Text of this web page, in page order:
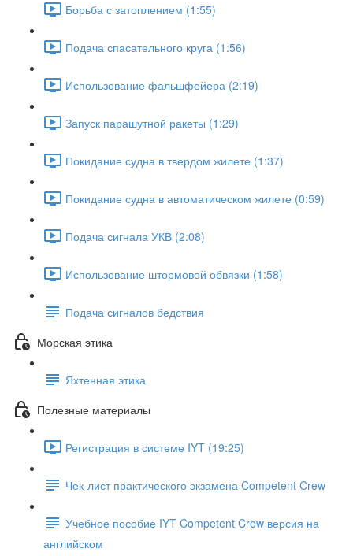
Борьба с затоплением (1:55)
Подача спасательного круга (1:56)
Использование фальшфейера (2:19)
Запуск парашутной ракеты (1:29)
Покидание судна в твердом жилете (1:37)
Покидание судна в автоматическом жилете (0:59)
Подача сигнала УКВ (2:08)
Использование штормовой обвязки (1:58)
Подача сигналов бедствия
Морская этика
Яхтенная этика
Полезные материалы
Регистрация в системе IYT (19:25)
Чек-лист практического экзамена Competent Crew
Учебное пособие IYT Competent Crew версия на
английском